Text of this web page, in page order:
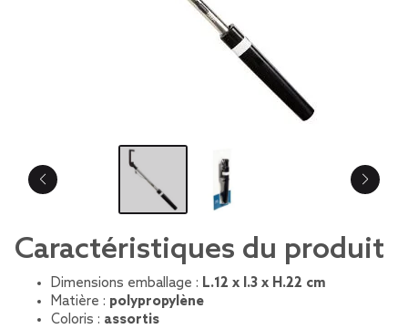
Caractéristiques du produit
Dimensions emballage : L.12 x l.3 x H.22 cm
Matière : polypropylène
Coloris : assortis